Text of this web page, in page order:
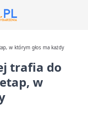
w którym głos ma każdy
trafia do
w